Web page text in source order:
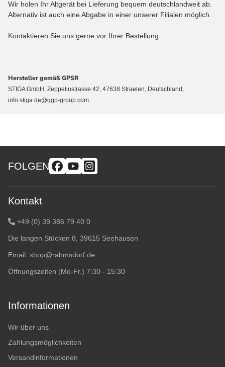
Wir holen Ihr Altgerät bei Lieferung bequem deutschlandweit ab.
Alternativ ist auch eine Abgabe in einer unserer Filialen möglich.
Kontaktieren Sie uns gerne vor Ihrer Bestellung.
Hersteller gemäß GPSR
STIGA GmbH, Zeppelinstrasse 42, 47638 Straelen, Deutschland,
info.stiga.de@ggp-group.com
FOLGEN
Kontakt
+49 (0) 39 386 79 40 0
Die langen Stücken 8, 39615 Seehausen
Email: shop@rahmsdorf.de
Öffnungszeiten (Mo-Fr.) 7:30 - 15:30
Informationen
Wir über uns
Zahlungsmöglichkeiten
Versandinformationen